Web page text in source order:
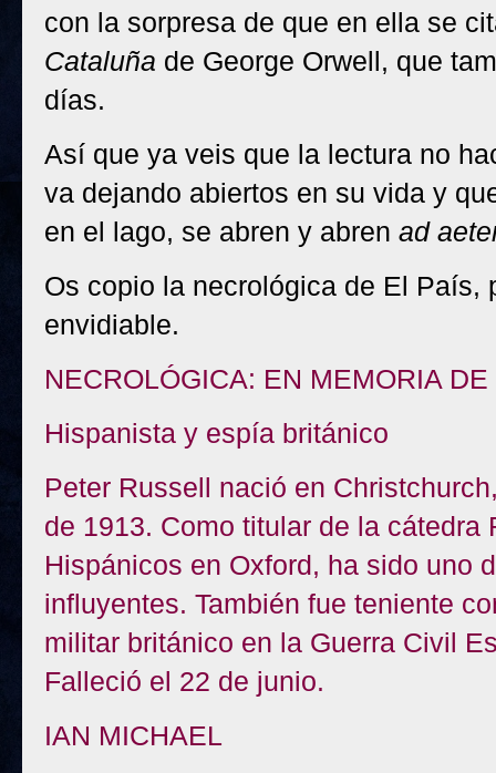
con la sorpresa de que en ella se
Cataluña de George Orwell, que
días.
Así que ya veis que la lectura no
va dejando abiertos en su vida y
en el lago, se abren y abren ad
Os copio la necrológica de El País,
envidiable.
NECROLÓGICA: EN MEMORIA
Hispanista y espía británico
Peter Russell nació en
de 1913. Como titular de la cátedra
Hispánicos en Oxford, ha sido uno
influyentes. También fue teniente
militar británico en la Guerra Civil
Falleció el 22 de junio.
IAN MICHAEL